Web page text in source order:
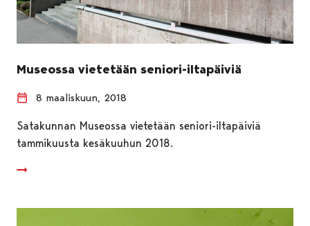
Museossa vietetään seniori-iltapäiviä
8 maaliskuun, 2018
Satakunnan Museossa vietetään seniori-iltapäiviä
tammikuusta kesäkuuhun 2018.